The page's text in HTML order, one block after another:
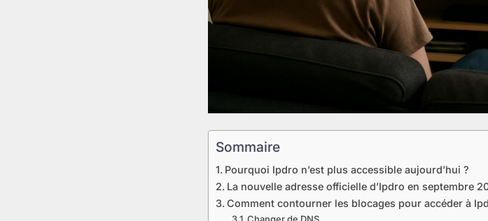
Sommaire
Pourquoi Ipdro n’est plus accessible aujourd’hui ?
La nouvelle adresse officielle d’Ipdro en septembre
Comment contourner les blocages pour accéder à